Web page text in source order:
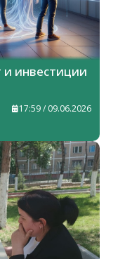
и инвестиции
17:59 / 09.06.2026